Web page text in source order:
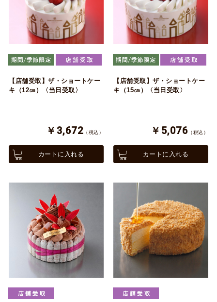
【店舗受取】ザ・ショートケー
キ（12㎝）〈当日受取〉
￥3,672 （税込）
カートに入れる
【店舗受取】ザ・ショートケー
キ（15㎝）〈当日受取〉
￥5,076 （税込）
カートに入れる